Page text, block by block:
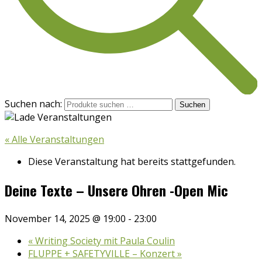
Suchen nach: Suchen
« Alle Veranstaltungen
Diese Veranstaltung hat bereits stattgefunden.
Deine Texte – Unsere Ohren -Open Mic
November 14, 2025 @ 19:00 - 23:00
«Writing Society mit Paula Coulin
FLUPPE + SAFETYVILLE – Konzert»